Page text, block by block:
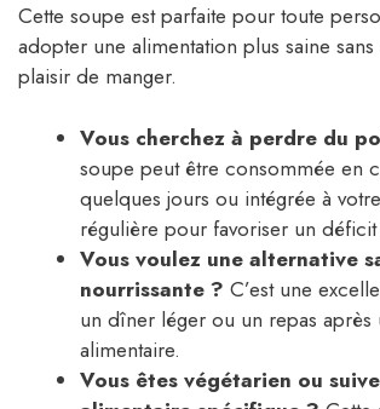
Cette soupe est parfaite pour toute
adopter une alimentation plus saine
plaisir de manger.
Vous cherchez à perdre du
soupe peut être consommée en
quelques jours ou intégrée à
régulière pour favoriser un
Vous voulez une alternative
nourrissante ? C’est une
un dîner léger ou un repas après
alimentaire.
Vous êtes végétarien ou